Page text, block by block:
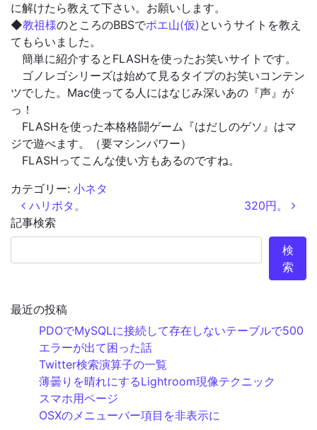
に解けたら教えて下さい。お願いします。
◆教祖様のところのBBSでポエ山(仮) というサイトを教え
てもらいました。
簡単に紹介するとFLASHを使ったお笑いサイトです。
ゴノレゴシリーズは始めて見るタイプのお笑いコンテン
ツでした。Mac使ってる人にはなじみ深いあの『声』が
っ！
FLASHを使った本格格闘ゲーム『はだしのゲソ』はマ
ジで遊べます。（要マシンパワー）
FLASHってこんな使い方もあるのですね。
カテゴリー: 小ネタ
投稿ナビゲーション
ハリポタ。
320円。
記事検索
検
索
最近の投稿
PDOでMySQLに接続して存在しないテーブルで500
エラーが出て困った話
Twitter検索演算子の一覧
薄曇りを晴れにするLightroom現像テクニック
スマホ用ページ
OSXのメニューバー項目を非表示に